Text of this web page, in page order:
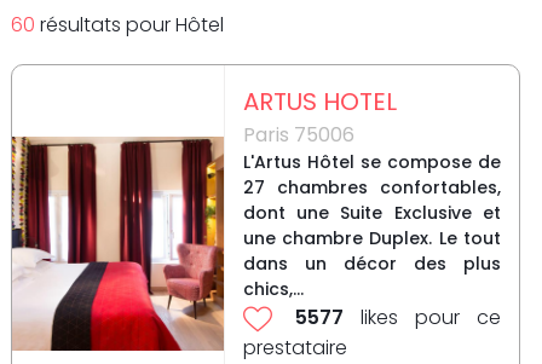
60 résultats pourHôtel
ARTUS HOTEL
Paris 75006
L'Artus Hôtel se compose de
27 chambres confortables,
dont une Suite Exclusive et
une chambre Duplex. Le tout
dans un décor des plus
chics,...
5577 likes pour ce
prestataire